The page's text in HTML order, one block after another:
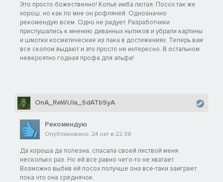
Это просто божественно! Копьё имба лютая. Посох так же
хорош, но как по мне он рофляней. Однозначно
рекомендую всем. Одно не радует. Разработчики
прислушались к мнению диванных нытиков и убрали картины
и шмотки косметические из пака в достижениях. Теперь вам
все скопом выдают и это просто не интересно. В остальном
невероятно годная профа для эльфа!
OnA_ReWiJla_SdATbSyA
Рекомендую
Опубликовано: 24 окт в 22:38
Да хороша да полезна, спасала своей листвой меня
несколько раз. Но ей все равно чего-то не хватает.
Возможно выбив ей посох получше она все-таки заиграет
пока что она среднячок.